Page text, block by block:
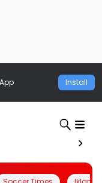
Install